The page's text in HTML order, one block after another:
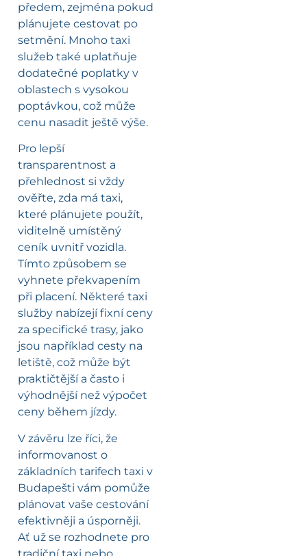
předem, zejména pokud
plánujete cestovat po
setmění. Mnoho taxi
služeb také uplatňuje
dodatečné poplatky v
oblastech s vysokou
poptávkou, což může
cenu nasadit ještě výše.
Pro lepší
transparentnost a
přehlednost si vždy
ověřte, zda má taxi,
které plánujete použít,
viditelně umístěný
ceník uvnitř vozidla.
Tímto způsobem se
vyhnete překvapením
při placení. Některé taxi
služby nabízejí fixní ceny
za specifické trasy, jako
jsou například cesty na
letiště, což může být
praktičtější a často i
výhodnější než výpočet
ceny během jízdy.
V závěru lze říci, že
informovanost o
základních tarifech taxi v
Budapešti vám pomůže
plánovat vaše cestování
efektivněji a úsporněji.
Ať už se rozhodnete pro